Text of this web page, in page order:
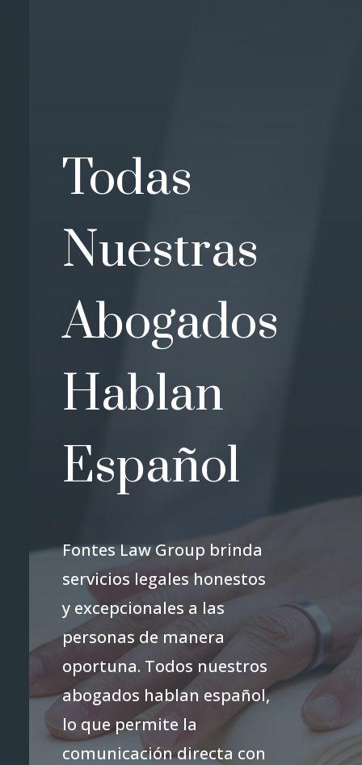
Todas
Nuestras
Abogados
Hablan
Español
Fontes Law Group brinda
servicios legales honestos
y excepcionales a las
personas de manera
oportuna. Todos nuestros
abogados hablan español,
lo que permite la
comunicación directa con